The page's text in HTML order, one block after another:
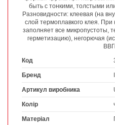
быть с тонкими, толстыми
Разновидности: клеевая (на
слой термоплавкого клея. При
заполняет все микропустоты,
герметизацию), негорючая
Код
Бренд
Артикул виробника
Колір
Матеріал